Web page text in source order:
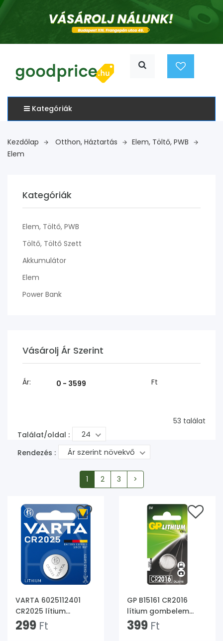
Kategóriák
Kezdőlap Otthon, Háztartás
Elem, Töltő, PWB
Elem
Kategóriák
Elem, Töltő, PWB
Töltő, Töltő Szett
Akkumulátor
Elem
Power Bank
Vásárolj Ár Szerint
Ár: Ft
53 találat
Találat/oldal :
24
Rendezés : Ár szerint növekvő
1 2 3 >
VARTA 6025112401
CR2025 lítium
gombelem
299 Ft
GP B15161 CR2016
lítium gombelem
1db/bliszter
399 Ft